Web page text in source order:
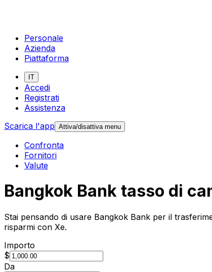
Personale
Azienda
Piattaforma
IT
Accedi
Registrati
Assistenza
Scarica l'app Attiva/disattiva menu
Confronta
Fornitori
Valute
Bangkok Bank tasso di
Stai pensando di usare Bangkok Bank per il
risparmi con Xe.
Importo
$
Da